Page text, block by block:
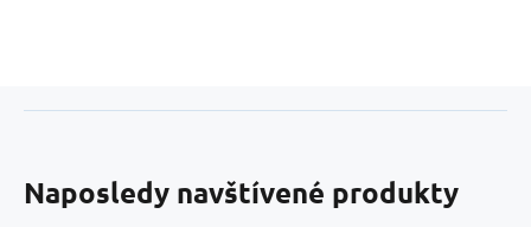
Naposledy navštívené produkty